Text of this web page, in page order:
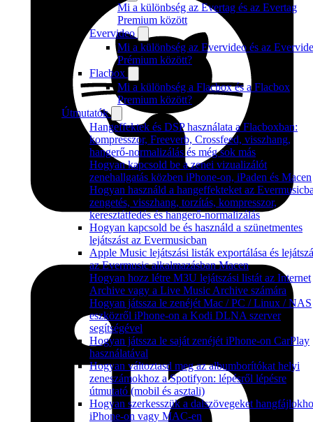
Mi a különbség az Evertag és az Evertag
Premium között
Evervideo
Mi a különbség az Evervideo és az
Prémium között?
Flacbox
Mi a különbség a Flacbox és a Flacbox
Premium között?
Útmutatók
Hangeffektek és DSP használata a Flacboxban:
kompresszor, Freeverb, Crossfeed, visszhang,
hangerő-normalizálás és még sok más
Hogyan kapcsold be a zenei vizualizálót
zenehallgatás közben iPhone-on, iPaden és Macen
Hogyan használd a hangeffekteket az
zengetés, visszhang, torzítás, kompresszor,
keresztátfedés és hangerő-normalizálás
Hogyan kapcsold be és használd a szünetmentes
lejátszást az Evermusicban
Apple Music lejátszási listák exportálása és
az Evermusic alkalmazásban Macen
Hogyan hozz létre M3U lejátszási listát az Internet
Archive vagy a Live Music Archive számára
Hogyan játssza le zenéjét Mac / PC / Linux / NAS
eszközről iPhone-on a Kodi DLNA szerver
segítségével
Hogyan játssza le saját zenéjét iPhone-on CarPlay
használatával
Hogyan változtasd meg az albumborítókat helyi
zeneszámokhoz a Spotifyon: lépésről lépésre
útmutató (mobil és asztali)
Hogyan szerkesszük a dalszövegeket
iPhone-on vagy MAC-en